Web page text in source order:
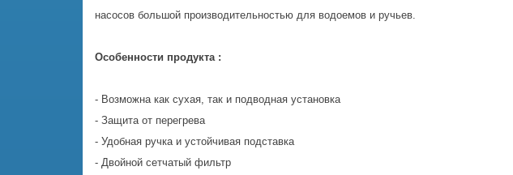
насосов большой производительностью для водоемов и ручьев.
Особенности продукта :
- Возможна как сухая, так и подводная установка
- Защита от перегрева
- Удобная ручка и устойчивая подставка
- Двойной сетчатый фильтр